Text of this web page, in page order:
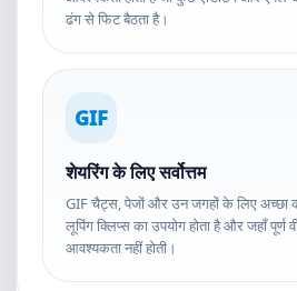
ढंग से फिट बैठता है।
GIF
शेयरिंग के लिए सर्वोत्तम
GIF चैट्स, पेजों और उन जगहों के लिए अच्छा
लूपिंग क्लिप्स का उपयोग होता है और जहाँ पूर्ण
आवश्यकता नहीं होती।